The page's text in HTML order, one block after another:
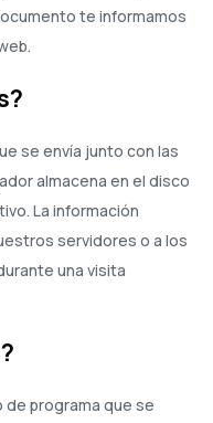
te informamos
se envía junto con las
almacena en el disco
La información
servidores o a los
una visita
programa que se